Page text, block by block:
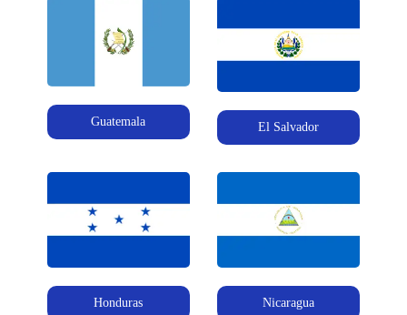
Guatemala El Salvador
Honduras Nicaragua